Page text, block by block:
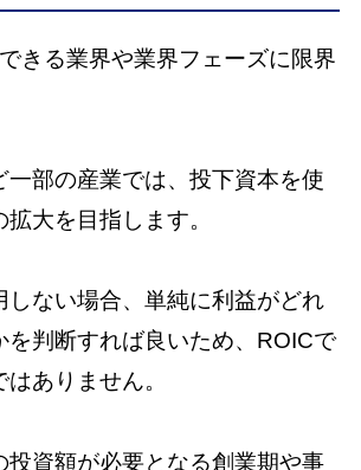
きる業界や業界フェーズに限界
一部の産業では、投下資本を使
大を目指します。
しない場合、単純に利益がどれ
を判断すれば良いため、ROICで
ありません。
投資額が必要となる創業期や事